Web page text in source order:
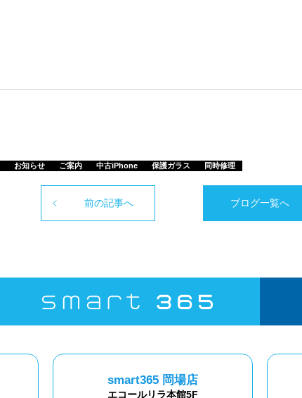
お知らせ ご案内 中古iPhone 保護ガラス 同時修理
前の記事へ ブログ一覧へ
smart365 岡場店
エコールリラ本館5F